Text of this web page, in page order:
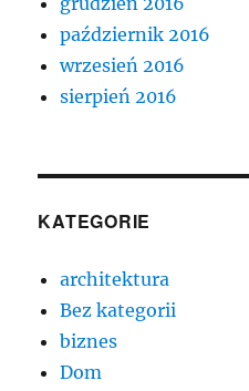
październik 2016
wrzesień 2016
sierpień 2016
KATEGORIE
architektura
Bez kategorii
biznes
Dom